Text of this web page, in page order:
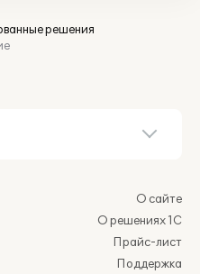
решения
О сайте
О решениях 1С
Прайс-лист
Поддержка